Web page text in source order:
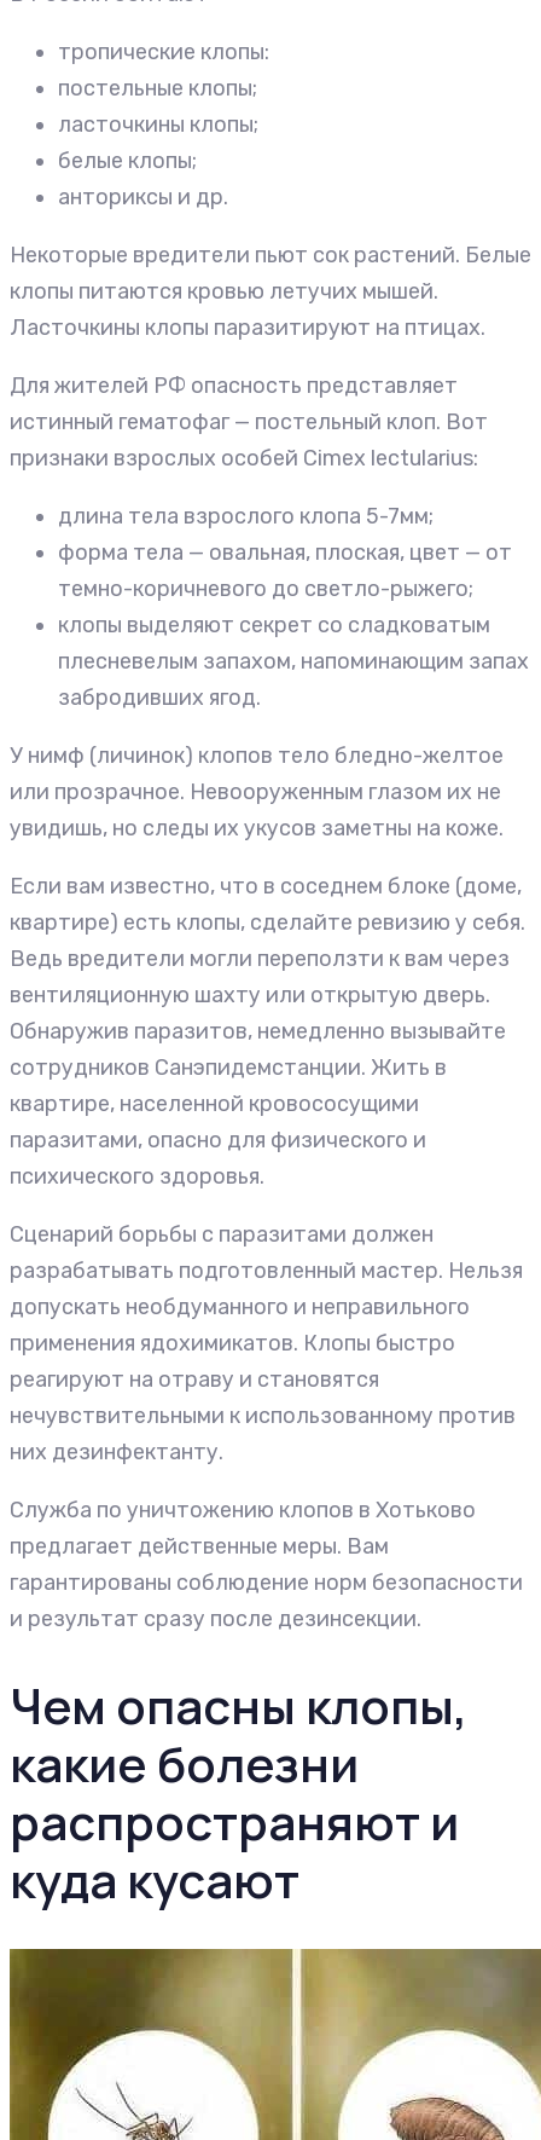
тропические клопы:
постельные клопы;
ласточкины клопы;
белые клопы;
анториксы и др.
Некоторые вредители пьют сок растений. Белые
клопы питаются кровью летучих мышей.
Ласточкины клопы паразитируют на птицах.
Для жителей РФ опасность представляет
истинный гематофаг — постельный клоп. Вот
признаки взрослых особей Cimex lectularius:
длина тела взрослого клопа 5-7мм;
форма тела — овальная, плоская, цвет — от
темно-коричневого до светло-рыжего;
клопы выделяют секрет со сладковатым
плесневелым запахом, напоминающим запах
забродивших ягод.
У нимф (личинок) клопов тело бледно-желтое
или прозрачное. Невооруженным глазом их не
увидишь, но следы их укусов заметны на коже.
Если вам известно, что в соседнем блоке (доме,
квартире) есть клопы, сделайте ревизию у себя.
Ведь вредители могли переползти к вам через
вентиляционную шахту или открытую дверь.
Обнаружив паразитов, немедленно вызывайте
сотрудников Санэпидемстанции. Жить в
квартире, населенной кровососущими
паразитами, опасно для физического и
психического здоровья.
Сценарий борьбы с паразитами должен
разрабатывать подготовленный мастер. Нельзя
допускать необдуманного и неправильного
применения ядохимикатов. Клопы быстро
реагируют на отраву и становятся
нечувствительными к использованному против
них дезинфектанту.
Служба по уничтожению клопов в Хотьково
предлагает действенные меры. Вам
гарантированы соблюдение норм безопасности
и результат сразу после дезинсекции.
Чем опасны клопы,
какие болезни
распространяют и
куда кусают